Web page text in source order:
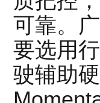
可靠。
要选用
驶辅助